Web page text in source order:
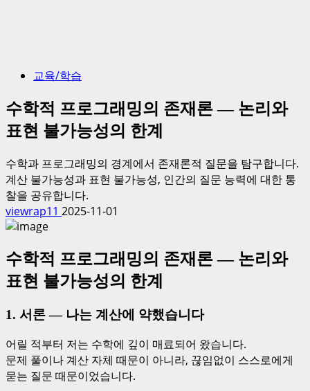
교육/학습
수학적 프로그래밍의 존재론 — 논리와
표현 불가능성의 한계
수학과 프로그래밍의 경계에서 존재론적 질문을 탐구합니다.
계산 불가능성과 표현 불가능성, 인간의 질문 능력에 대한 통
찰을 공유합니다.
viewrap11 2025-11-01
수학적 프로그래밍의 존재론 — 논리와
표현 불가능성의 한계
1. 서론 — 나는 계산에 약했습니다
어릴 적부터 저는 수학에 깊이 매료되어 왔습니다.
문제 풀이나 계산 자체 때문이 아니라, 끊임없이 스스로에게
묻는 질문 때문이었습니다.